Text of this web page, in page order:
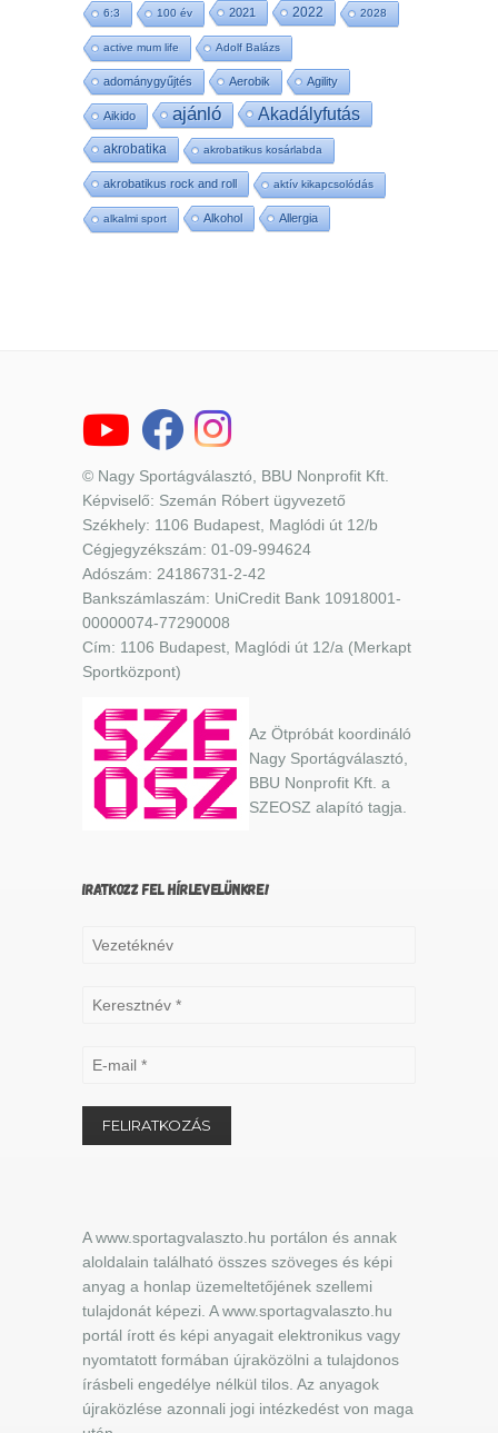
6:3 100 év 2021 2022 2028
active mum life Adolf Balázs
adománygyűjtés Aerobik Agility
Aikido ajánló Akadályfutás
akrobatika akrobatikus kosárlabda
akrobatikus rock and roll aktív kikapcsolódás
alkalmi sport Alkohol Allergia
© Nagy Sportágválasztó, BBU Nonprofit Kft.
Képviselő: Szemán Róbert ügyvezető
Székhely: 1106 Budapest, Maglódi út 12/b
Cégjegyzékszám: 01-09-994624
Adószám: 24186731-2-42
Bankszámlaszám: UniCredit Bank 10918001-
00000074-77290008
Cím: 1106 Budapest, Maglódi út 12/a (Merkapt
Sportközpont)
Az Ötpróbát koordináló
Nagy Sportágválasztó,
BBU Nonprofit Kft. a
SZEOSZ alapító tagja.
IRATKOZZ FEL HÍRLEVELÜNKRE!
A www.sportagvalaszto.hu portálon és annak
aloldalain található összes szöveges és képi
anyag a honlap üzemeltetőjének szellemi
tulajdonát képezi. A www.sportagvalaszto.hu
portál írott és képi anyagait elektronikus vagy
nyomtatott formában újraközölni a tulajdonos
írásbeli engedélye nélkül tilos. Az anyagok
újraközlése azonnali jogi intézkedést von maga